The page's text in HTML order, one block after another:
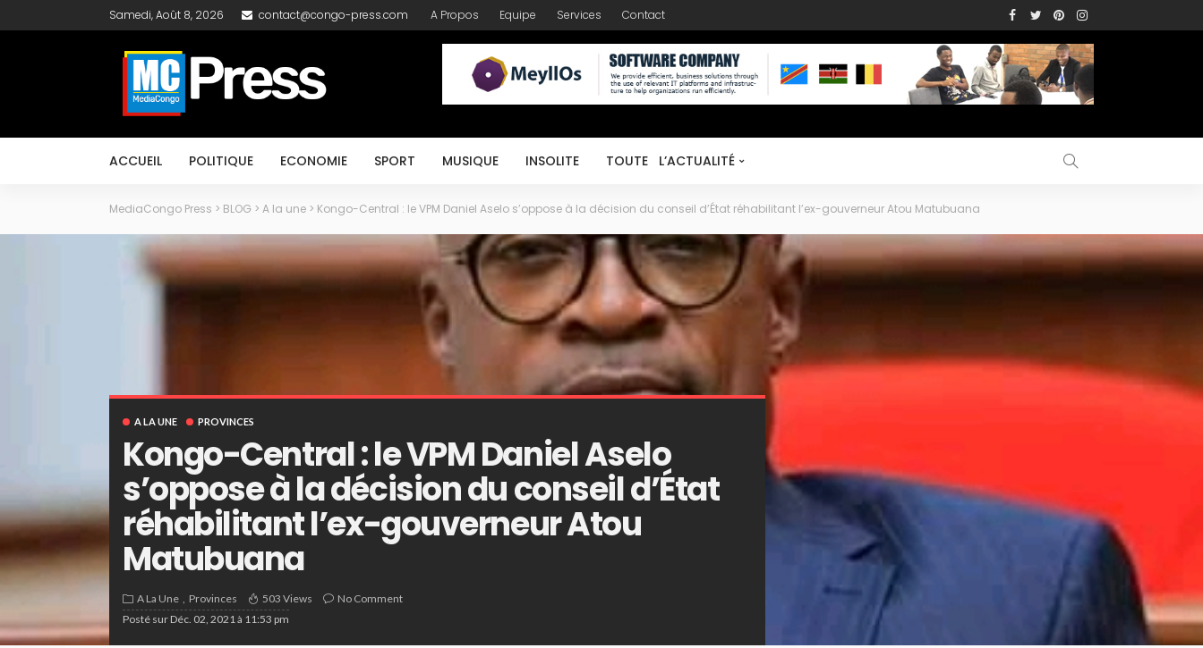
Samedi, Août 8, 2026 contact@congo-press.com A Propos Equipe Services Contact
ACCUEIL POLITIQUE ECONOMIE SPORT MUSIQUE INSOLITE TOUTE L’ACTUALITÉ
MediaCongo Press > BLOG > A la une > Kongo-Central : le VPM Daniel Aselo s’oppose à la décision du conseil d’État réhabilitant l’ex-gouverneur Atou Matubuana
A LA UNE PROVINCES
Kongo-Central : le VPM Daniel Aselo
s’oppose à la décision du conseil d’État
réhabilitant l’ex-gouverneur Atou
Matubuana
A La Une Provinces 503 Views
No Comment
Posté sur Déc. 02, 2021 à 11:53 pm